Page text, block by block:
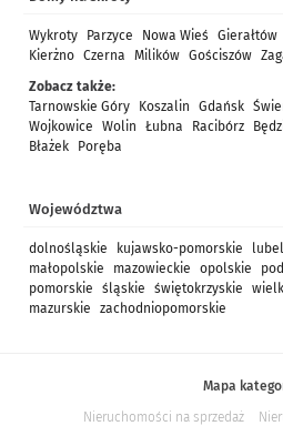
Wykroty Parzyce Nowa Wieś Gierałtów
Kierżno Czerna Milików Gościszów
Zobacz także:
Tarnowskie Góry
Koszalin Gdańsk
Wojkowice
Wolin Łubna Racibórz
Błażek
Poręba
Województwa
dolnośląskie kujawsko-pomorskie
małopolskie
mazowieckie opolskie
pomorskie
śląskie świętokrzyskie
mazurskie
zachodniopomorskie
Mapa
Nieruchomości na sprzedaż